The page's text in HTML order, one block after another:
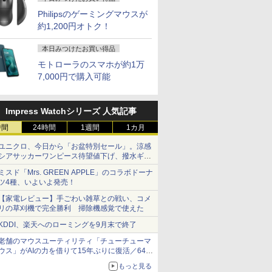
Philipsのゲーミングマウスが
約1,200円オトク！
本日みつけたお買い得品
モトローラのスマホが約1万
7,000円で購入可能
Impress Watchシリーズ 人気記事
24時間 1週間 1カ月
ニクロ、今日から「お盆特別セール」。涼感
アサッカーワンピース待望値下げ、撥水ギア
ョーツは1990円に
スド「Mrs. GREEN APPLE」のコラボドーナ
4種、いよいよ発売！
家電レビュー】手ごわい雑草との戦い、コメ
の草刈機で完全勝利 掃除機感覚で使えた
、楽天へのローミングを9月末で終了
舗のマウスユーティリティ「チューチューマ
ス」がAIの力を借りて15年ぶりに復活／64bit
、Windows 10/11、「Chrome」も走り回
。復活記念で2026年末まで500円
もっと見る